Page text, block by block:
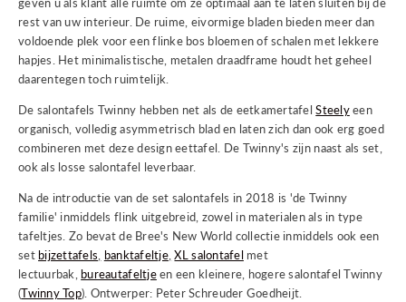
rest van uw interieur. De ruime, eivormige bladen bieden meer dan
voldoende plek voor een flinke bos bloemen of schalen met lekkere
hapjes. Het minimalistische, metalen draadframe houdt het geheel
daarentegen toch ruimtelijk.
De salontafels Twinny hebben net als de eetkamertafelSteelyeen
organisch, volledig asymmetrisch blad en laten zich dan ook erg goed
combineren met deze design eettafel. De Twinny's zijn naast als set,
ook als losse salontafel leverbaar.
Na de introductie van de set salontafels in 2018 is 'de Twinny
familie' inmiddels flink uitgebreid, zowel in materialen als in type
tafeltjes. Zo bevat de Bree's New World collectie inmiddels ook een
set bijzettafels banktafeltje, XL salontafelmet
lectuurbak, bureautafeltjeen een kleinere, hogere salontafel Twinny
(Twinny Top). Ontwerper: Peter Schreuder Goedheijt.